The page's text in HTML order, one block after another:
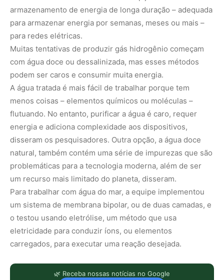
armazenamento de energia de longa duração – adequada
para armazenar energia por semanas, meses ou mais –
para redes elétricas.
Muitas tentativas de produzir gás hidrogênio começam
com água doce ou dessalinizada, mas esses métodos
podem ser caros e consumir muita energia.
A água tratada é mais fácil de trabalhar porque tem
menos coisas – elementos químicos ou moléculas –
flutuando. No entanto, purificar a água é caro, requer
energia e adiciona complexidade aos dispositivos,
disseram os pesquisadores. Outra opção, a água doce
natural, também contém uma série de impurezas que são
problemáticas para a tecnologia moderna, além de ser
um recurso mais limitado do planeta, disseram.
Para trabalhar com água do mar, a equipe implementou
um sistema de membrana bipolar, ou de duas camadas, e
o testou usando eletrólise, um método que usa
eletricidade para conduzir íons, ou elementos
carregados, para executar uma reação desejada.
🌿 Receba nossas notícias no Google